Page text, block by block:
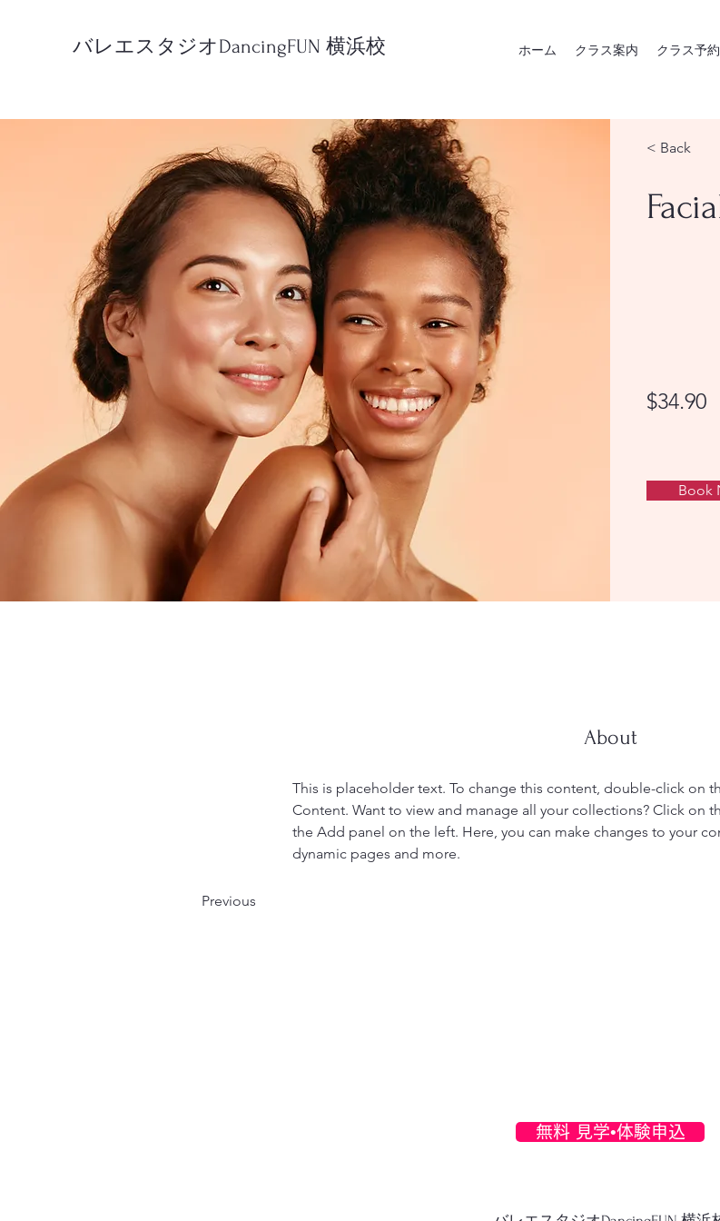
バレエスタジオDancingFUN 横浜校 ホーム クラス案内 クラス予約
< Back
$34.90
Book
About
This is placeholder text. To change this content, double-click on
Content. Want to view and manage all your collections? Click on
the Add panel on the left. Here, you can make changes to your
dynamic pages and more.
Previous
無料 見学•体験申込